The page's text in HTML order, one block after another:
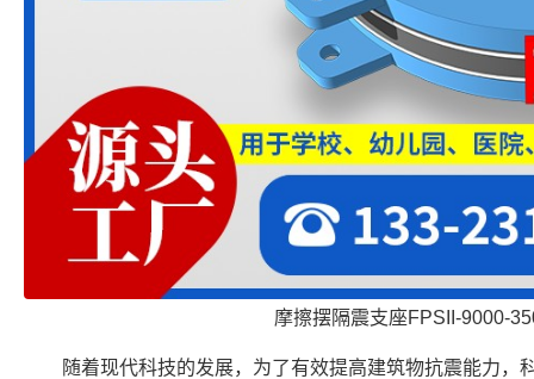
摩擦摆隔震支座FPSII-9000-
随着现代科技的发展，为了有效提高建筑物抗震能力，